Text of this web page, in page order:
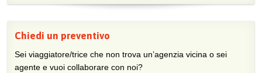
Chiedi un preventivo
Sei viaggiatore/trice che non trova un’agenzia vicina o sei
agente e vuoi collaborare con noi?